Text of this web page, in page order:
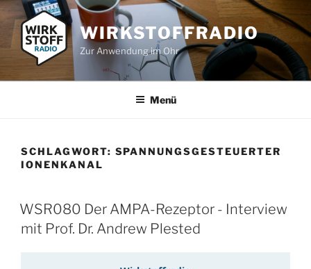
Zum
Inhalt
springen
WIRKSTOFFRADIO
Zur Anwendung im Ohr
Menü
SCHLAGWORT: SPANNUNGSGESTEUERTER
IONENKANAL
WSR080 Der AMPA-Rezeptor - Interview
mit Prof. Dr. Andrew Plested